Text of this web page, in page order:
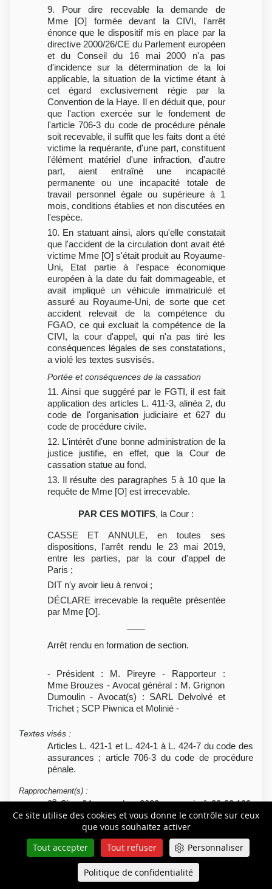
Ce site utilise des cookies et vous donne le contrôle sur ceux
que vous souhaitez activer
Tout accepter
Tout refuser Personnaliser
Politique de confidentialité
9. Pour dire recevable la demande de
Mme [O] formée devant la CIVI, l'arrêt
énonce que le dispositif mis en place par la
directive 2000/26/CE du Parlement européen
et du Conseil du 16 mai 2000 n'a pas
d'incidence sur la détermination de la loi
applicable, la situation de la victime étant à
cet égard exclusivement régie par la
Convention de la Haye. Il en déduit que, pour
que l'action exercée sur le fondement de
l'article 706-3 du code de procédure pénale
soit recevable, il suffit que les faits dont a été
victime la requérante, d'une part, constituent
l'élément matériel d'une infraction, d'autre
part, aient entraîné une incapacité
permanente ou une incapacité totale de
travail personnel égale ou supérieure à 1
mois, conditions établies et non discutées en
l'espèce.
10. En statuant ainsi, alors qu'elle constatait
que l'accident de la circulation dont avait été
victime Mme [O] s'était produit au Royaume-
Uni, Etat partie à l'espace économique
européen à la date du fait dommageable, et
avait impliqué un véhicule immatriculé et
assuré au Royaume-Uni, de sorte que cet
accident relevait de la compétence du
FGAO, ce qui excluait la compétence de la
CIVI, la cour d'appel, qui n'a pas tiré les
conséquences légales de ses constatations,
a violé les textes susvisés.
Portée et conséquences de la cassation
11. Ainsi que suggéré par le FGTI, il est fait
application des articles L. 411-3, alinéa 2, du
code de l'organisation judiciaire et 627 du
code de procédure civile.
12. L'intérêt d'une bonne administration de la
justice justifie, en effet, que la Cour de
cassation statue au fond.
13. Il résulte des paragraphes 5 à 10 que la
requête de Mme [O] est irrecevable.
PAR CES MOTIFS, la Cour :
CASSE ET ANNULE, en toutes ses
dispositions, l'arrêt rendu le 23 mai 2019,
entre les parties, par la cour d'appel de
Paris ;
DIT n'y avoir lieu à renvoi ;
DÉCLARE irrecevable la requête présentée
par Mme [O].
Arrêt rendu en formation de section.
- Président : M. Pireyre - Rapporteur :
Mme Brouzes - Avocat général : M. Grignon
Dumoulin - Avocat(s) : SARL Delvolvé et
Trichet ; SCP Piwnica et Molinié -
Textes visés :
Articles L. 421-1 et L. 424-1 à L. 424-7 du code des
assurances ; article 706-3 du code de procédure
pénale.
Rapprochement(s) :
2eCiv., 24 novembre 2022, pourvoi n° 20-22.100,
Bull., (cassation partielle sans renvoi) ; 2eCiv.,
24 novembre 2022, pourvoi n° 20-19.288,
(cassation sans renvoi) ; Soc., 2 décembre 2020,
pourvoi n° 19-11.986,Bull. , (rejet) ; 2eCiv.,
26 novembre 2020, pourvoi n° 19-21.014, (rejet).
Queue-Fair